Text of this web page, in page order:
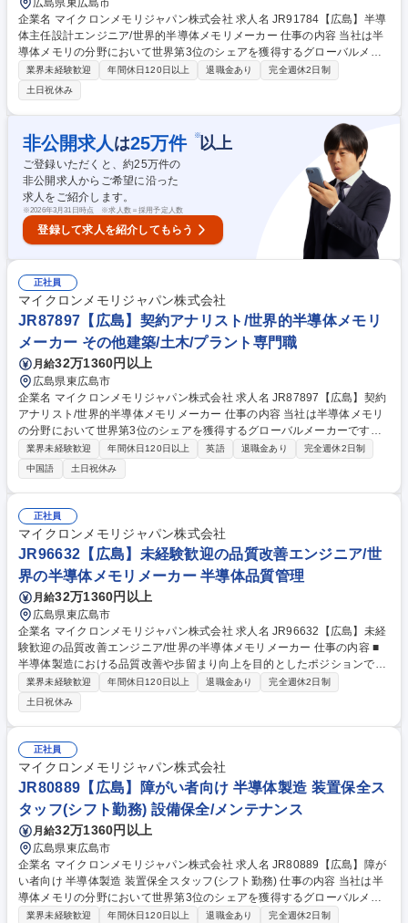
広島県東広島市
企業名 マイクロンメモリジャパン株式会社 求人名 JR91784【広島】半導
体主任設計エンジニア/世界的半導体メモリメーカー 仕事の内容 当社は半
導体メモリの分野において世界第3位のシェアを獲得するグローバルメー
カーです。今回は、そんな当社の半導体主任設計エンジニアとして、下記
の業務をお任せ致します。 ■内部NANDデータパス回路の所有。マルチプ
レーンおよび高並列動作をサポートするスケーラブルなデータパスアーキ
テクチャの定義■長距離インターコネクトおよび大規模アレイトポロジ向
けクロック/データタイミングスキームの定義と分析。タイミング調整およ
びスキュー管理戦略の主導■主要ブロックインターフェース仕様につい
て、プロジェクト統合チームおよび設計内の他機能チームと協議する など
募集職種 JR91784【広島】半導体主任設計エンジニア/世界的半導体メモ
リメーカー
業界未経験歓迎 年間休日120日以上 退職金あり
完全週休2日制
土日祝休み
非公開求人 は25万件 ※以上
ご登録いただくと、約25万件の
非公開求人からご希望に沿った
求人をご紹介します。
※2026年3月31日時点 ※求人数＝採用予定人数
登録して求人を紹介してもらう
正社員
マイクロンメモリジャパン株式会社
JR87897【広島】契約アナリスト/世界的半導体メモリ
メーカー その他建築/土木/プラント専門職
月給32万1360円以上
広島県東広島市
企業名 マイクロンメモリジャパン株式会社 求人名 JR87897【広島】契約
アナリスト/世界的半導体メモリメーカー 仕事の内容 当社は半導体メモリ
の分野において世界第3位のシェアを獲得するグローバルメーカーです。
今回は、そんな当社の契約アナリストとして、下記の業務をお任せ致しま
す。 ■マイクロンを代表して新規契約獲得を支援するための入札書および
商業提案書の作成■プロジェクト提案書の作成と提示■クライアントとの打
ち合わせによる要件把握■計画立案、予算・工期の見積もり■業務契約条件
の協議・起草・審査・交渉■サプライヤーとの予算・工期合意■施工スケジ
ュールと予算の管理■予期せぬ費用への対応■進捗管理のための現場会議へ
の出席 募集職種 JR87897【広島】契約アナリスト/世界的半導体メモリメ
ーカー
業界未経験歓迎 年間休日120日以上 英語 退職金あり
完全週休2日制
中国語
土日祝休み
正社員
マイクロンメモリジャパン株式会社
JR96632【広島】未経験歓迎の品質改善エンジニア/世
界の半導体メモリメーカー 半導体品質管理
月給32万1360円以上
広島県東広島市
企業名 マイクロンメモリジャパン株式会社 求人名 JR96632【広島】未経
験歓迎の品質改善エンジニア/世界の半導体メモリメーカー 仕事の内容 ■
半導体製造における品質改善や歩留まり向上を目的としたポジションで
す。製造ラインで発生する不良や異常をデータで分析し、原因の特定と改
善策の提案・実行をチームで協力しながら進めます。 【詳細】■製造工程
の不良・異常データの分析と原因特定 ■製造現場と連携した再発防止策の
実施 ■新しい工程や改善策の導入および評価 ■不良の傾向や改善結果に関
する報告書の作成 ■グローバル拠点との情報共有やベストプラクティスの
展開 【魅力】未経験からデータ分析や問題解決の専門知識を習得可能。技
術論文の執筆やグローバルプロジェクトへの参加機会もあり、一生物のキ
ャリアを築けます。 募集職種 JR96632【広島】未経験歓迎の品質改善エ
ンジニア/世界の半導体メモリメーカー
業界未経験歓迎 年間休日120日以上 退職金あり
完全週休2日制
土日祝休み
正社員
マイクロンメモリジャパン株式会社
JR80889【広島】障がい者向け 半導体製造 装置保全ス
タッフ(シフト勤務) 設備保全/メンテナンス
月給32万1360円以上
広島県東広島市
企業名 マイクロンメモリジャパン株式会社 求人名 JR80889【広島】障が
い者向け 半導体製造 装置保全スタッフ(シフト勤務) 仕事の内容 当社は半
導体メモリの分野において世界第3位のシェアを獲得するグローバルメー
カーです。今回は、そんな当社の装置保全スタッフとして、下記の業務を
業界未経験歓迎 年間休日120日以上 退職金あり
完全週休2日制